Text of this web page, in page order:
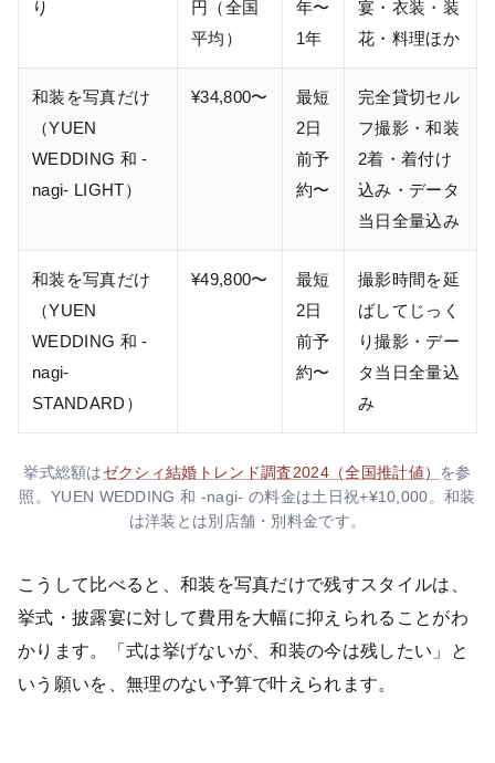
り
円（全国
平均）
年〜
1年
宴・衣装・装
花・料理ほか
和装を写真だけ
（YUEN
WEDDING 和 -
nagi- LIGHT）
¥34,800〜
最短
2日
前予
約〜
完全貸切セル
フ撮影・和装
2着・着付け
込み・データ
当日全量込み
和装を写真だけ
（YUEN
WEDDING 和 -
nagi-
STANDARD）
¥49,800〜
最短
2日
前予
約〜
撮影時間を延
ばしてじっく
り撮影・デー
タ当日全量込
み
挙式総額はゼクシィ結婚トレンド調査2024（全国推計値） を参
照。YUEN WEDDING 和 -nagi- の料金は土日祝+¥10,000。和装
は洋装とは別店舗・別料金です。
こうして比べると、和装を写真だけで残すスタイルは、
挙式・披露宴に対して費用を大幅に抑えられることがわ
かります。「式は挙げないが、和装の今は残したい」と
いう願いを、無理のない予算で叶えられます。